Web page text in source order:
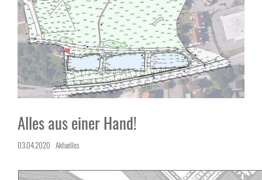
Alles aus einer Hand!
03.04.2020 Aktuelles